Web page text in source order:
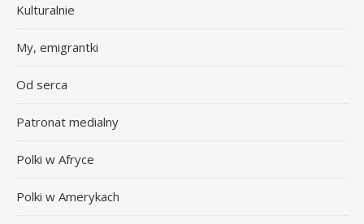
Kulturalnie
My, emigrantki
Od serca
Patronat medialny
Polki w Afryce
Polki w Amerykach